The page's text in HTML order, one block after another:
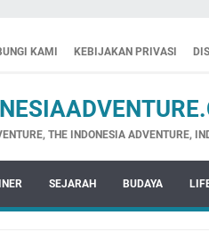
KAMI KEBIJAKAN PRIVASI
INDONESIA ADVENTURE,
SEJARAH BUDAYA